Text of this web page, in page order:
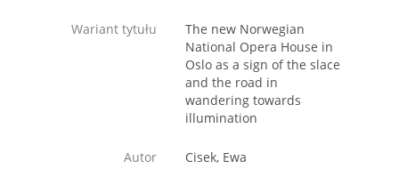
Wariant tytułu
The new Norwegian
National Opera House in
Oslo as a sign of the slace
and the road in
wandering towards
illumination
Autor Cisek, Ewa